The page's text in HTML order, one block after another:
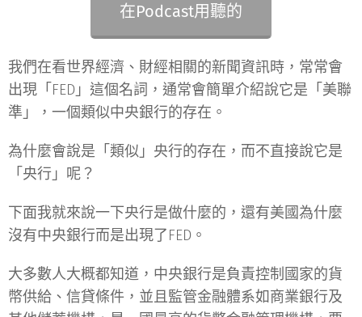
在Podcast用聽的
我們在看世界經濟、財經相關的新聞資訊時，常常會
出現「FED」這個名詞，通常會簡單介紹說它是「美聯
準」，一個類似中央銀行的存在。
為什麼會說是「類似」央行的存在，而不直接說它是
「央行」呢？
下面我就來說一下央行是做什麼的，還有美國為什麼
沒有中央銀行而是出現了FED。
大多數人大概都知道，中央銀行是負責控制國家的貨
幣供給、信貸條件，並且監管金融體系如商業銀行及